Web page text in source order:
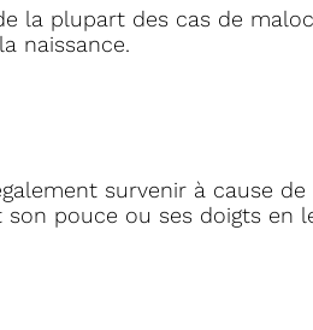
la plupart des cas de
naissance.
survenir à cause
son pouce ou ses doigts en